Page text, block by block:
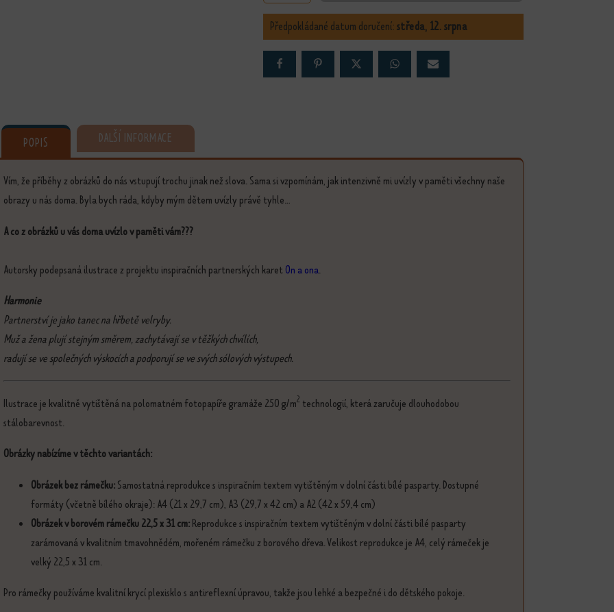
Předpokládané datum doručení:středa, 12. srpna
POPIS DALŠÍ INFORMACE
Vím, že příběhy z obrázků do nás vstupují trochu jinak než slova. Sama si vzpomínám, jak intenzivně mi uvízly v paměti všechny naše
obrazy u nás doma. Byla bych ráda, kdyby mým dětem uvízly právě tyhle...
A co z obrázků u vás doma uvízlo v paměti vám???
Autorsky podepsaná ilustrace z projektu inspiračních partnerských karet On a ona.
Harmonie
Partnerství je jako tanec na hřbetě velryby.
Muž a žena plují stejným směrem, zachytávají se v těžkých chvílích,
radují se ve společných výskocích a podporují se ve svých sólových výstupech.
Ilustrace je kvalitně vytištěná na polomatném fotopapíře gramáže 250 g/m2 technologií, která zaručuje dlouhodobou
stálobarevnost.
Obrázky nabízíme v těchto variantách:
Obrázek bez rámečku:Samostatná reprodukce s inspiračním textem vytištěným v dolní části bílé pasparty. Dostupné
formáty (včetně bílého okraje): A4 (21 x 29,7 cm), A3 (29,7 x 42 cm) a A2 (42 x 59,4 cm)
Obrázek v borovém rámečku 22,5 x 31 cm:Reprodukce s inspiračním textem vytištěným v dolní části bílé pasparty
zarámovaná v kvalitním tmavohnědém, mořeném rámečku z borového dřeva. Velikost reprodukce je A4, celý rámeček je
velký 22,5 x 31 cm.
Pro rámečky používáme kvalitní krycí plexisklo s antireflexní úpravou, takže jsou lehké a bezpečné i do dětského pokoje.